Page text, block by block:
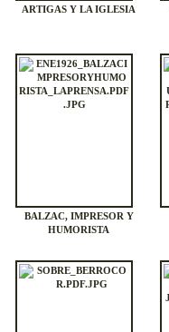
ARTIGAS Y LA IGLESIA
BALZAC, IMPRESOR Y
HUMORISTA